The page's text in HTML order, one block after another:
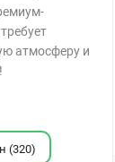
атмосферу и
(320)